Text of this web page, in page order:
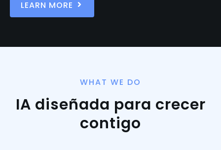
LEARN MORE
WHAT WE DO
IA diseñada para crecer
contigo